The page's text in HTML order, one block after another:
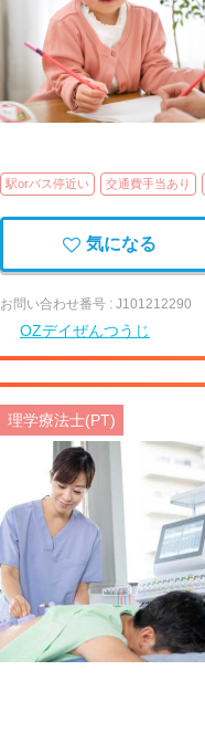
駅orバス停近い 交通費手当あり
気になる
お問い合わせ番号 : J101212290
OZデイぜんつうじ
理学療法士(PT)